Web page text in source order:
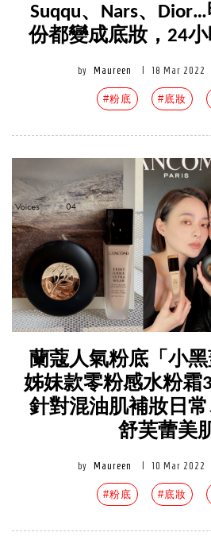
Suqqu、Nars、
份都變成底妝，24
by Maureen 18 Mar 2022
#粉底 #底妝
蘭蔻人氣粉底「小黑
姊妹款零粉感水粉霜
針對混油肌補妝日常
舒芙蕾美
by Maureen 10 Mar 2022
#粉底 #底妝